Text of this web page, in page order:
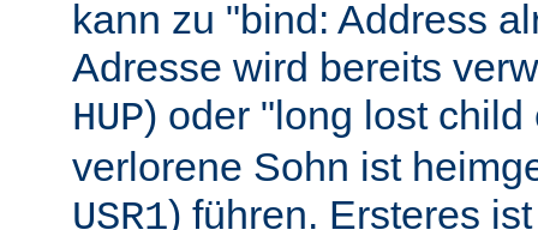
kann zu "bind: Address
Adresse wird bereits
HUP) oder "long lost
verlorene Sohn ist
USR1) führen. Ersteres